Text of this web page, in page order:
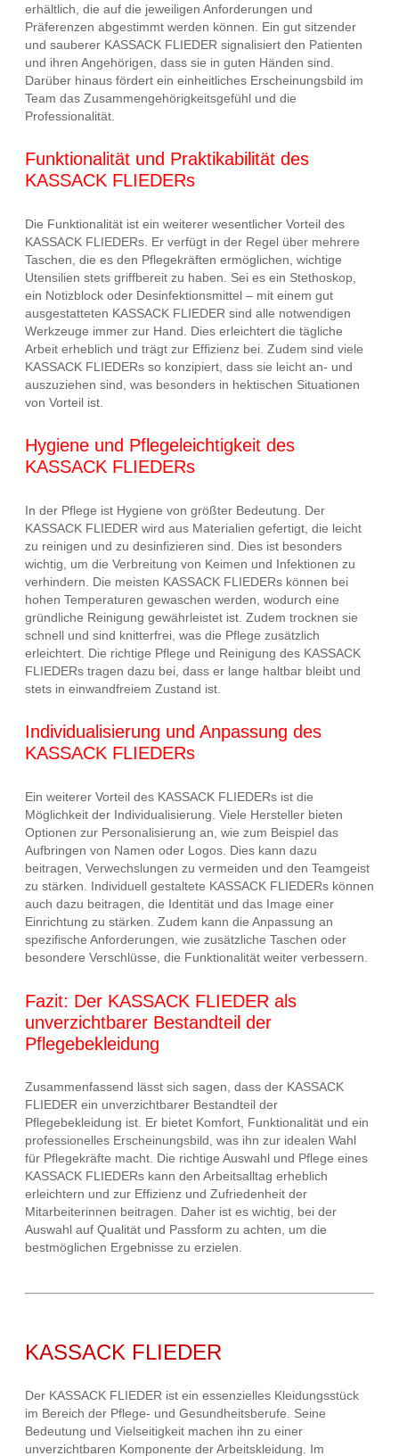
erhältlich, die auf die jeweiligen Anforderungen und
Präferenzen abgestimmt werden können. Ein gut sitzender
und sauberer KASSACK FLIEDER signalisiert den Patienten
und ihren Angehörigen, dass sie in guten Händen sind.
Darüber hinaus fördert ein einheitliches Erscheinungsbild im
Team das Zusammengehörigkeitsgefühl und die
Professionalität.
Funktionalität und Praktikabilität des
KASSACK FLIEDERs
Die Funktionalität ist ein weiterer wesentlicher Vorteil des
KASSACK FLIEDERs. Er verfügt in der Regel über mehrere
Taschen, die es den Pflegekräften ermöglichen, wichtige
Utensilien stets griffbereit zu haben. Sei es ein Stethoskop,
ein Notizblock oder Desinfektionsmittel – mit einem gut
ausgestatteten KASSACK FLIEDER sind alle notwendigen
Werkzeuge immer zur Hand. Dies erleichtert die tägliche
Arbeit erheblich und trägt zur Effizienz bei. Zudem sind viele
KASSACK FLIEDERs so konzipiert, dass sie leicht an- und
auszuziehen sind, was besonders in hektischen Situationen
von Vorteil ist.
Hygiene und Pflegeleichtigkeit des
KASSACK FLIEDERs
In der Pflege ist Hygiene von größter Bedeutung. Der
KASSACK FLIEDER wird aus Materialien gefertigt, die leicht
zu reinigen und zu desinfizieren sind. Dies ist besonders
wichtig, um die Verbreitung von Keimen und Infektionen zu
verhindern. Die meisten KASSACK FLIEDERs können bei
hohen Temperaturen gewaschen werden, wodurch eine
gründliche Reinigung gewährleistet ist. Zudem trocknen sie
schnell und sind knitterfrei, was die Pflege zusätzlich
erleichtert. Die richtige Pflege und Reinigung des KASSACK
FLIEDERs tragen dazu bei, dass er lange haltbar bleibt und
stets in einwandfreiem Zustand ist.
Individualisierung und Anpassung des
KASSACK FLIEDERs
Ein weiterer Vorteil des KASSACK FLIEDERs ist die
Möglichkeit der Individualisierung. Viele Hersteller bieten
Optionen zur Personalisierung an, wie zum Beispiel das
Aufbringen von Namen oder Logos. Dies kann dazu
beitragen, Verwechslungen zu vermeiden und den Teamgeist
zu stärken. Individuell gestaltete KASSACK FLIEDERs können
auch dazu beitragen, die Identität und das Image einer
Einrichtung zu stärken. Zudem kann die Anpassung an
spezifische Anforderungen, wie zusätzliche Taschen oder
besondere Verschlüsse, die Funktionalität weiter verbessern.
Fazit: Der KASSACK FLIEDER als
unverzichtbarer Bestandteil der
Pflegebekleidung
Zusammenfassend lässt sich sagen, dass der KASSACK
FLIEDER ein unverzichtbarer Bestandteil der
Pflegebekleidung ist. Er bietet Komfort, Funktionalität und ein
professionelles Erscheinungsbild, was ihn zur idealen Wahl
für Pflegekräfte macht. Die richtige Auswahl und Pflege eines
KASSACK FLIEDERs kann den Arbeitsalltag erheblich
erleichtern und zur Effizienz und Zufriedenheit der
Mitarbeiterinnen beitragen. Daher ist es wichtig, bei der
Auswahl auf Qualität und Passform zu achten, um die
bestmöglichen Ergebnisse zu erzielen.
KASSACK FLIEDER
Der KASSACK FLIEDER ist ein essenzielles Kleidungsstück
im Bereich der Pflege- und Gesundheitsberufe. Seine
Bedeutung und Vielseitigkeit machen ihn zu einer
unverzichtbaren Komponente der Arbeitskleidung. Im